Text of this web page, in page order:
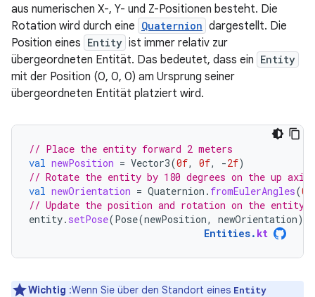
aus numerischen X-, Y- und Z-Positionen besteht. Die
Rotation wird durch eine Quaternion dargestellt. Die
Position eines Entity ist immer relativ zur
übergeordneten Entität. Das bedeutet, dass ein Entity
mit der Position (0, 0, 0) am Ursprung seiner
übergeordneten Entität platziert wird.
// Place the entity forward 2 meters
val newPosition = Vector3(0f, 0f, -2f)
// Rotate the entity by 180 degrees on the up axis
val newOrientation = Quaternion . fromEulerAngles(0f
// Update the position and rotation on the entity
entity. setPose(Pose(newPosition, newOrientation))
Entities. kt
Wichtig :Wenn Sie über den Standort eines Entity